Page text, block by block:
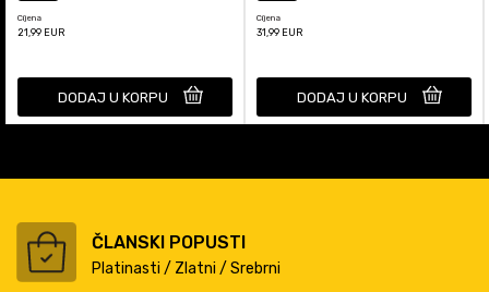
Cijena
21,99 EUR
DODAJ U KORPU
Cijena
31,99 EUR
DODAJ U KORPU
ČLANSKI POPUSTI
Platinasti / Zlatni / Srebrni